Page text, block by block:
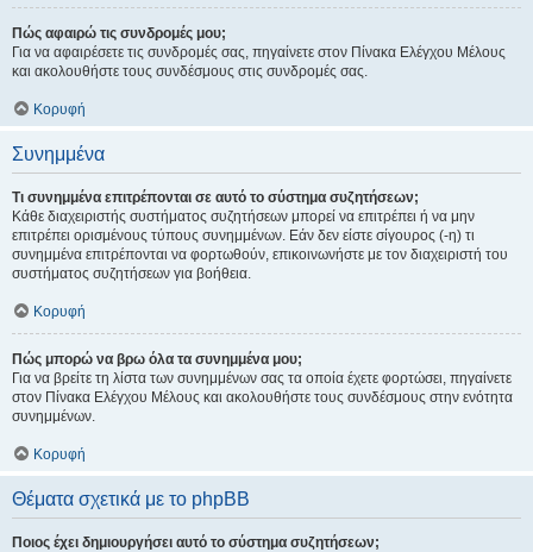
Πώς αφαιρώ τις συνδρομές μου;
Για να αφαιρέσετε τις συνδρομές σας, πηγαίνετε στον Πίνακα Ελέγχου Μέλους
και ακολουθήστε τους συνδέσμους στις συνδρομές σας.
Κορυφή
Συνημμένα
Τι συνημμένα επιτρέπονται σε αυτό το σύστημα συζητήσεων;
Κάθε διαχειριστής συστήματος συζητήσεων μπορεί να επιτρέπει ή να μην
επιτρέπει ορισμένους τύπους συνημμένων. Εάν δεν είστε σίγουρος (-η) τι
συνημμένα επιτρέπονται να φορτωθούν, επικοινωνήστε με τον διαχειριστή του
συστήματος συζητήσεων για βοήθεια.
Κορυφή
Πώς μπορώ να βρω όλα τα συνημμένα μου;
Για να βρείτε τη λίστα των συνημμένων σας τα οποία έχετε φορτώσει, πηγαίνετε
στον Πίνακα Ελέγχου Μέλους και ακολουθήστε τους συνδέσμους στην ενότητα
συνημμένων.
Κορυφή
Θέματα σχετικά με το phpBB
Ποιος έχει δημιουργήσει αυτό το σύστημα συζητήσεων;